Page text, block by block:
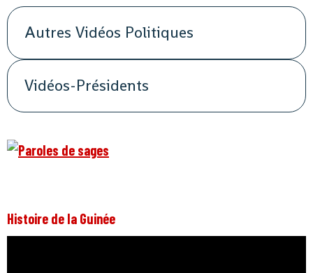
Autres Vidéos Politiques
Vidéos-Présidents
Histoire de la Guinée